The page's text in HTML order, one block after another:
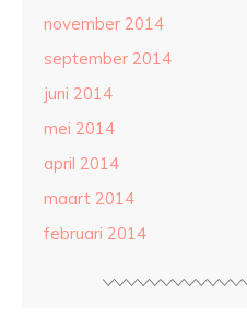
november 2014
september 2014
juni 2014
mei 2014
april 2014
maart 2014
februari 2014